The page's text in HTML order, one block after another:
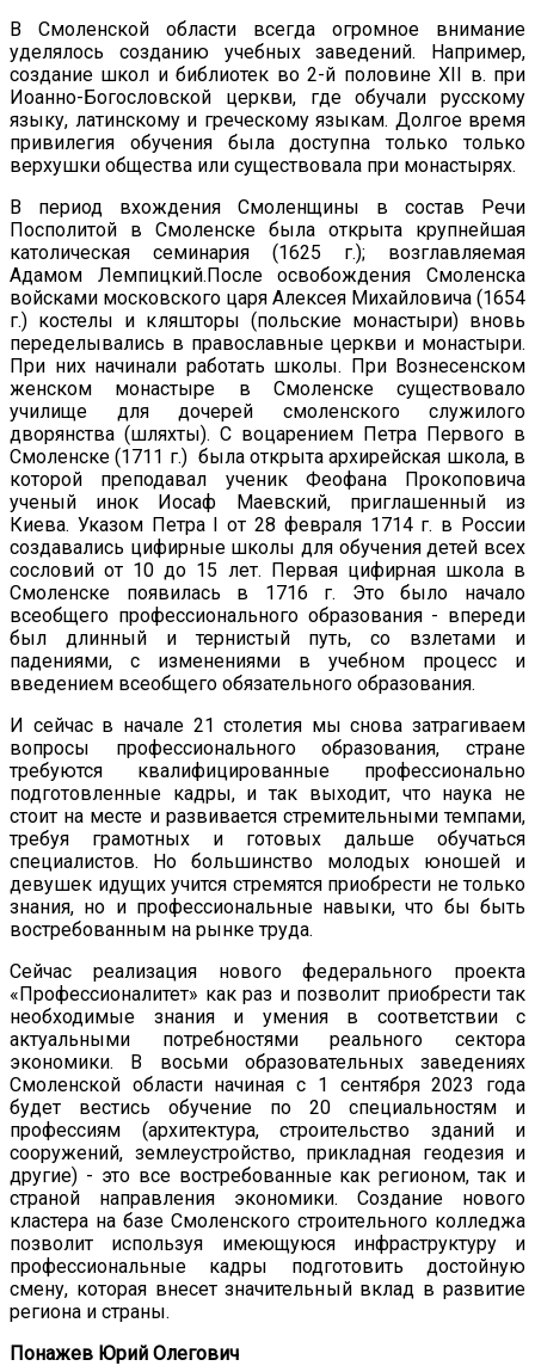
В Смоленской области всегда огромное внимание
уделялось созданию учебных заведений. Например,
создание школ и библиотек во 2-й половине ХII в. при
Иоанно-Богословской церкви, где обучали русскому
языку, латинскому и греческому языкам. Долгое время
привилегия обучения была доступна только только
верхушки общества или существовала при монастырях.
В период вхождения Смоленщины в состав Речи
Посполитой в Смоленске была открыта крупнейшая
католическая семинария (1625 г.); возглавляемая
Адамом Лемпицкий.После освобождения Смоленска
войсками московского царя Алексея Михайловича (1654
г.) костелы и кляшторы (польские монастыри) вновь
переделывались в православные церкви и монастыри.
При них начинали работать школы. При Вознесенском
женском монастыре в Смоленске существовало
училище для дочерей смоленского служилого
дворянства (шляхты). С воцарением Петра Первого в
Смоленске (1711 г.) была открыта архирейская школа, в
которой преподавал ученик Феофана Прокоповича
ученый инок Иосаф Маевский, приглашенный из
Киева. Указом Петра I от 28 февраля 1714 г. в России
создавались цифирные школы для обучения детей всех
сословий от 10 до 15 лет. Первая цифирная школа в
Смоленске появилась в 1716 г. Это было начало
всеобщего профессионального образования - впереди
был длинный и тернистый путь, со взлетами и
падениями, с изменениями в учебном процесс и
введением всеобщего обязательного образования.
И сейчас в начале 21 столетия мы снова затрагиваем
вопросы профессионального образования, стране
требуются квалифицированные профессионально
подготовленные кадры, и так выходит, что наука не
стоит на месте и развивается стремительными темпами,
требуя грамотных и готовых дальше обучаться
специалистов. Но большинство молодых юношей и
девушек идущих учится стремятся приобрести не только
знания, но и профессиональные навыки, что бы быть
востребованным на рынке труда.
Сейчас реализация нового федерального проекта
«Профессионалитет» как раз и позволит приобрести так
необходимые знания и умения в соответствии с
актуальными потребностями реального сектора
экономики. В восьми образовательных заведениях
Смоленской области начиная с 1 сентября 2023 года
будет вестись обучение по 20 специальностям и
профессиям (архитектура, строительство зданий и
сооружений, землеустройство, прикладная геодезия и
другие) - это все востребованные как регионом, так и
страной направления экономики. Создание нового
кластера на базе Смоленского строительного колледжа
позволит используя имеющуюся инфраструктуру и
профессиональные кадры подготовить достойную
смену, которая внесет значительный вклад в развитие
региона и страны.
Понажев Юрий Олегович